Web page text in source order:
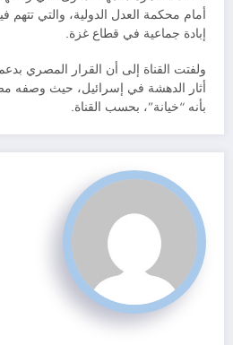
أمام محكمة العدل الدولية، والتي تتهم
إبادة جماعية في قطاع غزة.
ولفتت القناة إلى أن القرار المصري
أثار الدهشة في إسرائيل، حيث وصفه
بأنه “خيانة”، بحسب القناة.